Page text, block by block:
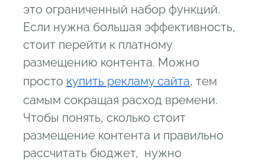
это ограниченный набор функций.
Если нужна большая эффективность,
стоит перейти к платному
размещению контента. Можно
просто купить рекламу сайта, тем
самым сокращая расход времени.
Чтобы понять, сколько стоит
размещение контента и правильно
рассчитать бюджет, нужно